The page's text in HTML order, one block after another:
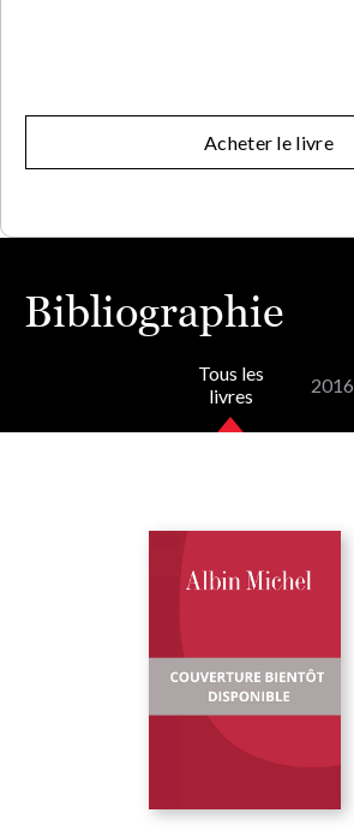
Acheter le livre
Bibliographie
Tous les
livres
2016